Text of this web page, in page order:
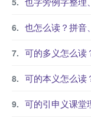
也怎么读？拼音
可的多义怎么读
可的本义怎么读
可的引申义课堂